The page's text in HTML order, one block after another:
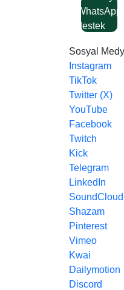
Sosyal
Instagram
TikTok
Twitter (X)
YouTube
Facebook
Twitch
Kick
Telegram
LinkedIn
SoundCloud
Shazam
Pinterest
Vimeo
Kwai
Dailymotion
Discord